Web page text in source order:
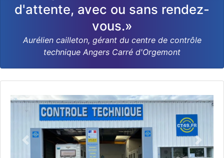
d'attente, avec ou sans rendez-
vous.»
Aurélien cailleton, gérant du centre de contrôle
technique Angers Carré d'Orgemont
Précédent